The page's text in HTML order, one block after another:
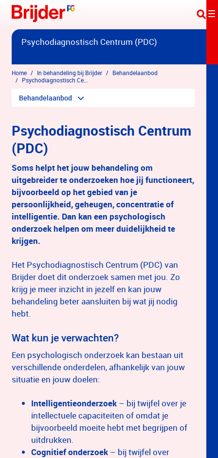
Overslaan en naar hoofdinhoud gaan
Psychodiagnostisch Centrum (PDC)
Home In behandeling bij Brijder
Behandelaanbod
Behandelaanbod
Psychodiagnostisch Centrum
(PDC)
Soms helpt het jouw behandeling om
uitgebreider te onderzoeken hoe jij functioneert,
bijvoorbeeld op het gebied van je
persoonlijkheid, geheugen, concentratie of
intelligentie. Dan kan een psychologisch
onderzoek helpen om meer duidelijkheid te
krijgen.
Het Psychodiagnostisch Centrum (PDC) van
Brijder doet dit onderzoek samen met jou. Zo
krijg je meer inzicht in jezelf en kan jouw
behandeling beter aansluiten bij wat jij nodig
hebt.
Wat kun je verwachten?
Een psychologisch onderzoek kan bestaan uit
verschillende onderdelen, afhankelijk van jouw
situatie en jouw doelen:
Intelligentieonderzoek – bij twijfel over je
intellectuele capaciteiten of omdat je
bijvoorbeeld moeite hebt met begrijpen of
uitdrukken.
Cognitief onderzoek – bij twijfel over